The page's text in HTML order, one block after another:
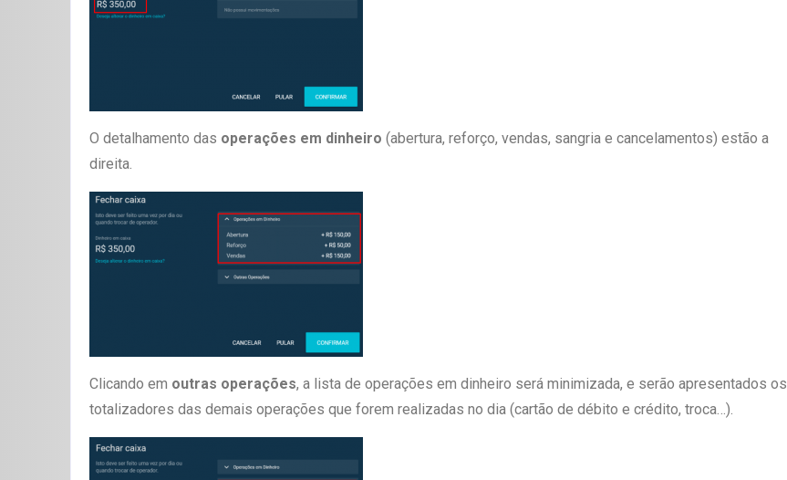
O detalhamento das operações em dinheiro (abertura, reforço, vendas, sangria e cancelamentos) estão a
direita.
Clicando em outras operações, a lista de operações em dinheiro será minimizada, e serão apresentados os
totalizadores das demais operações que forem realizadas no dia (cartão de débito e crédito, troca…).